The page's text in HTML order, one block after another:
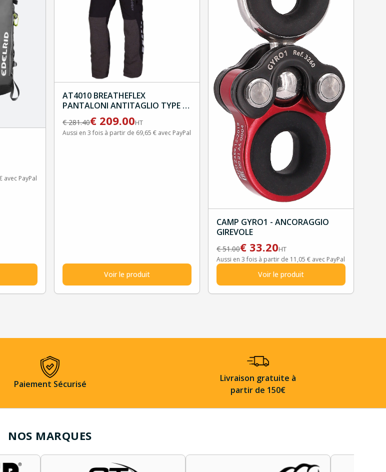
avec PayPal
AT4010 BREATHEFLEX
PANTALONI ANTITAGLIO TYPE A
CLASS 1 NERO
€281.40€ 209.00HT
Aussi en 3 fois à partir de 69,65 € avec PayPal
Voir le produit
CAMP GYRO1 - ANCORAGGIO
GIREVOLE
€51.00€ 33.20HT
Aussi en 3 fois à partir de 11,05 € avec PayPal
Voir le produit
Paiement Sécurisé
Livraison gratuite à
partir de 150€
NOS MARQUES